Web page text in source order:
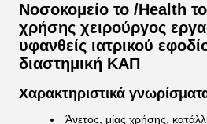
Νοσοκομείο το /Health
χρήσης χειρούργος
υφανθείς ιατρικού
διαστημική ΚΑΠ
Χαρακτηριστικά
Άνετος, μίας χρήσης,